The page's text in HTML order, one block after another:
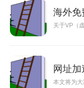
海外免
关于VP（
网址
本文将为